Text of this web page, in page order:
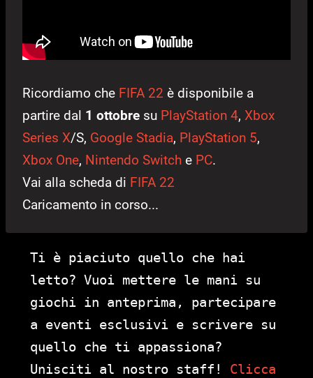
Ricordiamo che FIFA 22 è disponibile a
partire dal 1 ottobre su PlayStation 4, Xbox
Series X/S, Google Stadia, PlayStation 5,
Xbox One, Nintendo Switch e PC.
Vai alla scheda di FIFA 22
Caricamento in corso...
Ti è piaciuto quello che hai
letto? Vuoi mettere le mani su
giochi in anteprima, partecipare
a eventi esclusivi e scrivere su
quello che ti appassiona?
Unisciti al nostro staff! Clicca